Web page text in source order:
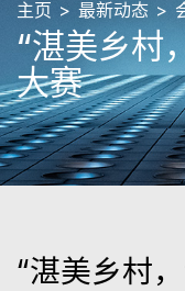
主页 最新动态
“湛美乡村
大赛
“湛美乡村